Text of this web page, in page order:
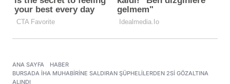
ANA SAYFA
HABER
BURSADA İHA MUHABIRINE SALDIRAN ŞÜPHELILERDEN 2SI GÖZALTINA
ALINDI